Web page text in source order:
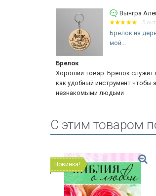
как просто брелок и
разговор с
Приобрёл брелок не
к &quot;рюкзаку
мне и окружающим о
C этим товаром
Новинка!